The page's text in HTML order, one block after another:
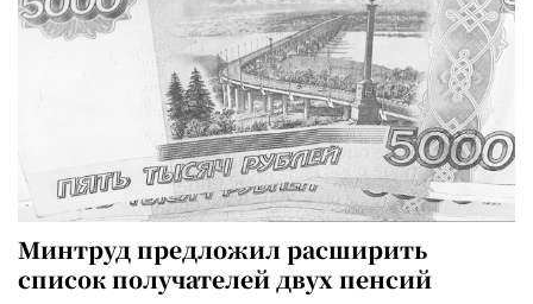
Минтруд предложил расширить
список получателей двух пенсий